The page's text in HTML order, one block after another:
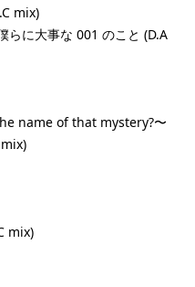
mix)
らに大事な 001 のこと (D.A
name of that mystery?〜
mix)